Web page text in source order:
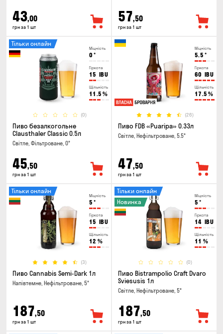
43,00
грн за 1 шт
57,50
грн за 1 шт
Міцність
0 °
Гіркота
15 IBU
Щільність
11.5 %
(0)
Тільки онлайн
Пиво безалкогольне
Clausthaler Classic 0.5л
Світле, Фільтроване, 0°
45,50
грн за 1 шт
Міцність
5.5 °
Гіркота
60 IBU
Щільність
17.5 %
(26)
Пиво FDB «Puaripa» 0.33л
Світле, Нефільтроване, 5.5°
47,50
грн за 1 шт
Міцність
5 °
Гіркота
15 IBU
Щільність
12 %
(3)
Тільки онлайн
Пиво Cannabis Semi-Dark 1л
Напівтемне, Нефільтроване, 5°
187,50
грн за 1 шт
Міцність
5 °
Гіркота
14 IBU
Щільність
11 %
(0)
Тільки онлайн
Новинка
Пиво Bistrampolio Craft Dvaro
Sviesusis 1л
Світле, Нефільтроване, 5°
187,50
грн за 1 шт